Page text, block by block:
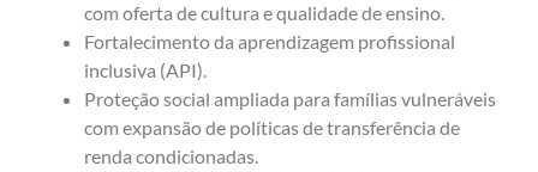
com oferta de cultura e qualidade de ensino.
Fortalecimento da aprendizagem profissional
inclusiva (API).
Proteção social ampliada para famílias vulneráveis
com expansão de políticas de transferência de
renda condicionadas.